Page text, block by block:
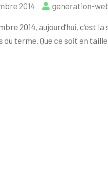
2014 generation-
2014, aujourd’hui, c’est
du terme. Que ce soit en taille